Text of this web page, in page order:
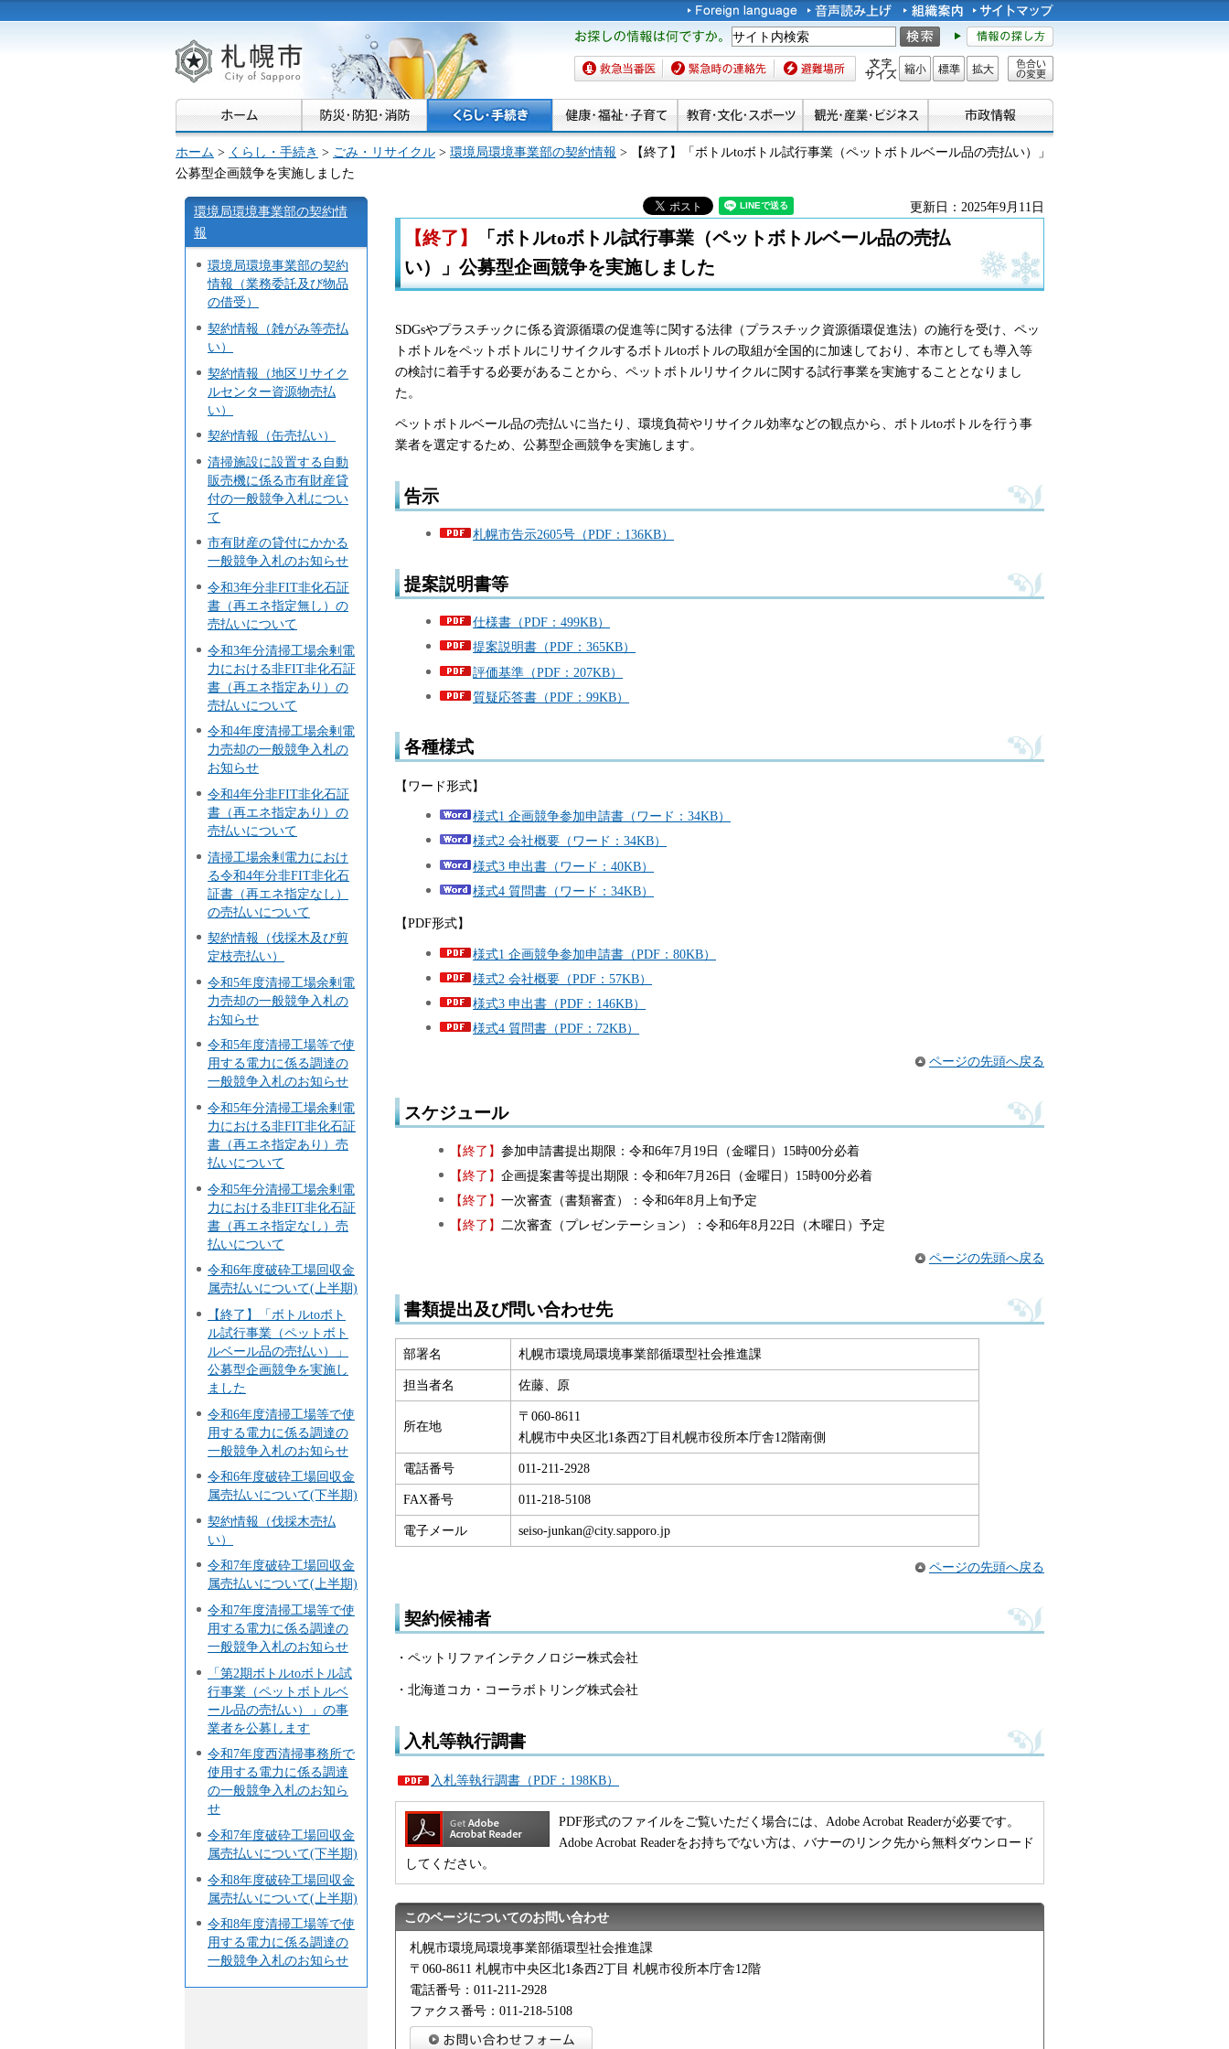
札幌市
お探しの情報は何です
か。
救急当番医 緊急時の連絡先 避難場所 文字サイズ
縮小 標準 拡大
色合い
ホーム > くらし・手続き > ごみ・リサイクル > 環境局環境事業部の契約情報 > 【終了】「ボトルtoボトル試行事業（ペットボトルベール品の売払い）」
公募型企画競争を実施しました
環境局環境事業部の契約情
報
環境局環境事業部の契約
情報（業務委託及び物品
の借受）
契約情報（雑がみ等売払
い）
契約情報（地区リサイク
ルセンター資源物売払
い）
契約情報（缶売払い）
清掃施設に設置する自動
販売機に係る市有財産貸
付の一般競争入札につい
て
市有財産の貸付にかかる
一般競争入札のお知らせ
令和3年分非FIT非化石証
書（再エネ指定無し）の
売払いについて
令和3年分清掃工場余剰電
力における非FIT非化石証
書（再エネ指定あり）の
売払いについて
令和4年度清掃工場余剰電
力売却の一般競争入札の
お知らせ
令和4年分非FIT非化石証
書（再エネ指定あり）の
売払いについて
清掃工場余剰電力におけ
る令和4年分非FIT非化石
証書（再エネ指定なし）
の売払いについて
契約情報（伐採木及び剪
定枝売払い）
令和5年度清掃工場余剰電
力売却の一般競争入札の
お知らせ
令和5年度清掃工場等で使
用する電力に係る調達の
一般競争入札のお知らせ
令和5年分清掃工場余剰電
力における非FIT非化石証
書（再エネ指定あり）売
払いについて
令和5年分清掃工場余剰電
力における非FIT非化石証
書（再エネ指定なし）売
払いについて
令和6年度破砕工場回収金
属売払いについて(上半期)
【終了】「ボトルtoボト
ル試行事業（ペットボト
ルベール品の売払い）」
公募型企画競争を実施し
ました
令和6年度清掃工場等で使
用する電力に係る調達の
一般競争入札のお知らせ
令和6年度破砕工場回収金
属売払いについて(下半期)
契約情報（伐採木売払
い）
令和7年度破砕工場回収金
属売払いについて(上半期)
令和7年度清掃工場等で使
用する電力に係る調達の
一般競争入札のお知らせ
「第2期ボトルtoボトル試
行事業（ペットボトルベ
ール品の売払い）」の事
業者を公募します
令和7年度西清掃事務所で
使用する電力に係る調達
の一般競争入札のお知ら
せ
令和7年度破砕工場回収金
属売払いについて(下半期)
令和8年度破砕工場回収金
属売払いについて(上半期)
令和8年度清掃工場等で使
用する電力に係る調達の
一般競争入札のお知らせ
更新日：2025年9月11日
【終了】
「ボトルtoボトル試行事業（ペットボトルベール品の売払
い）」公募型企画競争を実施しました
SDGsやプラスチックに係る資源循環の促進等に関する法律（プラスチック資源循環促進法）の施行を受け、ペッ
トボトルをペットボトルにリサイクルするボトルtoボトルの取組が全国的に加速しており、本市としても導入等
の検討に着手する必要があることから、ペットボトルリサイクルに関する試行事業を実施することとなりまし
た。
ペットボトルベール品の売払いに当たり、環境負荷やリサイクル効率などの観点から、ボトルtoボトルを行う事
業者を選定するため、公募型企画競争を実施します。
告示
札幌市告示2605号（PDF：136KB）
提案説明書等
仕様書（PDF：499KB）
提案説明書（PDF：365KB）
評価基準（PDF：207KB）
質疑応答書（PDF：99KB）
各種様式
【ワード形式】
様式1 企画競争参加申請書（ワード：34KB）
様式2 会社概要（ワード：34KB）
様式3 申出書（ワード：40KB）
様式4 質問書（ワード：34KB）
【PDF形式】
様式1 企画競争参加申請書（PDF：80KB）
様式2 会社概要（PDF：57KB）
様式3 申出書（PDF：146KB）
様式4 質問書（PDF：72KB）
ページの先頭へ戻る
スケジュール
【終了】参加申請書提出期限：令和6年7月19日（金曜日）15時00分必着
【終了】企画提案書等提出期限：令和6年7月26日（金曜日）15時00分必着
【終了】一次審査（書類審査）：令和6年8月上旬予定
【終了】二次審査（プレゼンテーション）：令和6年8月22日（木曜日）予定
ページの先頭へ戻る
書類提出及び問い合わせ先
部署名 札幌市環境局環境事業部循環型社会推進課
担当者名 佐藤、原
所在地
〒060-8611
札幌市中央区北1条西2丁目札幌市役所本庁舎12階南側
電話番号 011-211-2928
FAX番号 011-218-5108
電子メール seiso-junkan@city.sapporo.jp
ページの先頭へ戻る
契約候補者
・ペットリファインテクノロジー株式会社
・北海道コカ・コーラボトリング株式会社
入札等執行調書
入札等執行調書（PDF：198KB）
PDF形式のファイルをご覧いただく場合には、Adobe Acrobat Readerが必要です。
Adobe Acrobat Readerをお持ちでない方は、バナーのリンク先から無料ダウンロード
してください。
このページについてのお問い合わせ
札幌市環境局環境事業部循環型社会推進課
〒060-8611 札幌市中央区北1条西2丁目 札幌市役所本庁舎12階
電話番号：011-211-2928
ファクス番号：011-218-5108